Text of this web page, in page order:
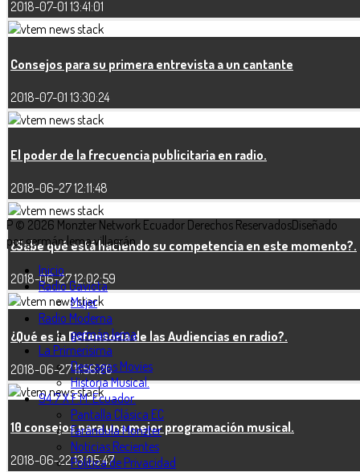
2018-07-01 13:41:01
Consejos para su primera entrevista a un cantante
2018-07-01 13:30:24
El poder de la frecuencia publicitaria en radio.
2018-06-27 12:11:48
¿Sabe qué está haciendo su competencia en este momento?.
2018-06-27 12:02:59
¿Qué es la Defensoría de las Audiencias en radio?.
2018-06-27 11:56:20
10 consejos para una mejor programación musical.
2018-06-22 13:05:47
P © 2026 Monzter Network Ecuador Derechos ReservadosDiseñado
por germán lema villagrán.
Inicio
Radio Gaviota
Mujer
Radio Moderna
germán lema
La Primerísima
Descagas Movies
Historia Musical.
94.7 X F.M. Ecuador.
Pantalla Clásica EC
Farándula Monzter
Noticias Recientes
Politica de Privacidad